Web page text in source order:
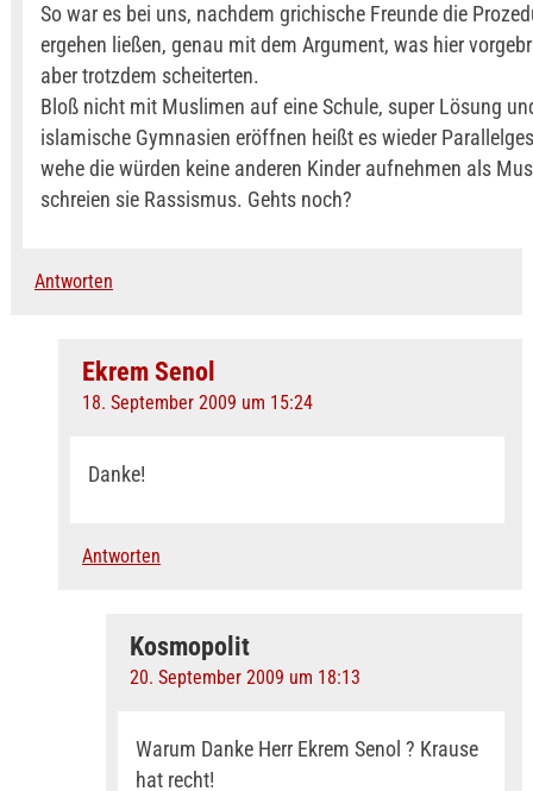
So war es bei uns, nachdem grichische Freunde die
ergehen ließen, genau mit dem Argument, was hier
aber trotzdem scheiterten.
Bloß nicht mit Muslimen auf eine Schule, super Lösung
islamische Gymnasien eröffnen heißt es wieder
wehe die würden keine anderen Kinder aufnehmen als
schreien sie Rassismus. Gehts noch?
Antworten
Ekrem Senol
18. September 2009 um 15:24
Danke!
Antworten
Kosmopolit
20. September 2009 um 18:13
Warum Danke Herr Ekrem Senol ? Krause
hat recht!